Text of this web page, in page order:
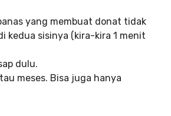
yang membuat donat tidak
kedua sisinya (kira-kira 1 menit
dulu.
meses. Bisa juga hanya